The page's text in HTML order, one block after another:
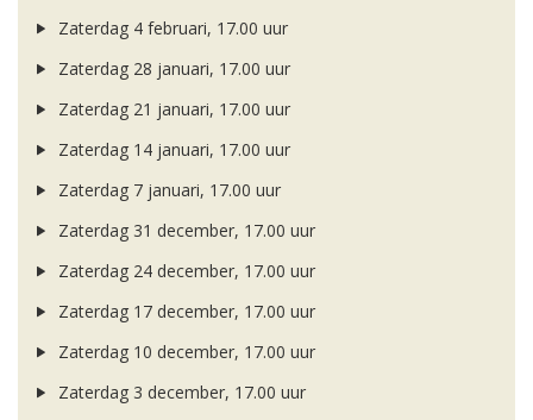
Zaterdag 4 februari, 17.00 uur
Zaterdag 28 januari, 17.00 uur
Zaterdag 21 januari, 17.00 uur
Zaterdag 14 januari, 17.00 uur
Zaterdag 7 januari, 17.00 uur
Zaterdag 31 december, 17.00 uur
Zaterdag 24 december, 17.00 uur
Zaterdag 17 december, 17.00 uur
Zaterdag 10 december, 17.00 uur
Zaterdag 3 december, 17.00 uur